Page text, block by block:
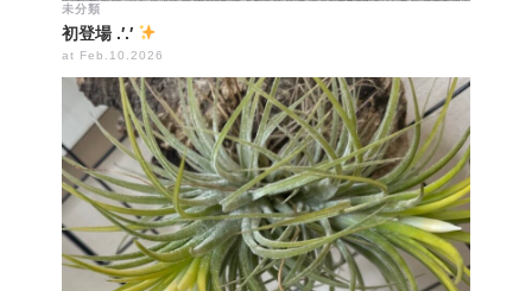
未分類
初登場 .′.′
at Feb.10.2026